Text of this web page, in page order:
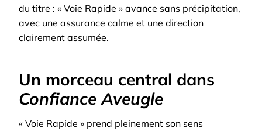
du titre : « Voie Rapide » avance sans précipitation,
avec une assurance calme et une direction
clairement assumée.
Un morceau central dans
Confiance Aveugle
« Voie Rapide » prend pleinement son sens